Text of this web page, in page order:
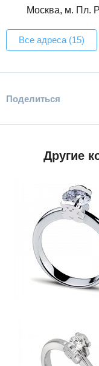
Москва, м. Пл.
Все адреса (15)
Поделиться
Другие